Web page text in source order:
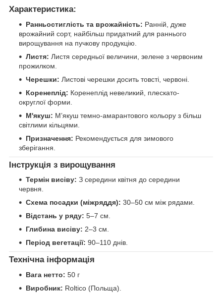
Характеристика:
Ранньостиглість та врожайність: Ранній, дуже
врожайний сорт, найбільш придатний для раннього
вирощування на пучкову продукцію.
Листя: Листя середньої величини, зелене з червоним
прожилком.
Черешки: Листові черешки досить товсті, червоні.
Коренеплід: Коренеплід невеликий, плескато-
округлої форми.
М'якуш: М’якуш темно-амарантового кольору з більш
світлими кільцями.
Призначення: Рекомендується для зимового
зберігання.
Інструкція з вирощування
Термін висіву: З середини квітня до середини
червня.
Схема посадки (міжряддя): 30–50 см між рядами.
Відстань у ряду: 5–7 см.
Глибина висіву: 2–3 см.
Період вегетації: 90–110 днів.
Технічна інформація
Вага нетто: 50 г
Виробник: Roltico (Польща).